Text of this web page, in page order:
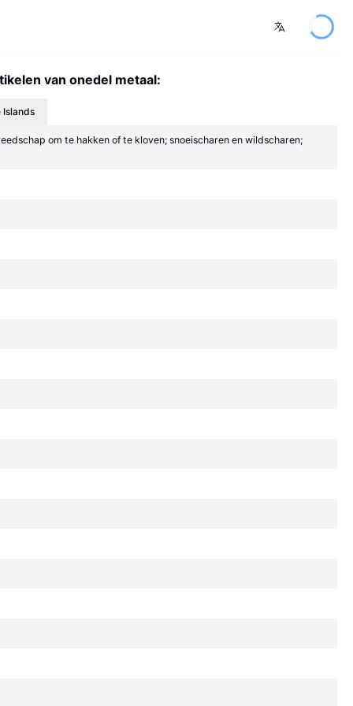
van onedel metaal:
Islands
om te hakken of te kloven; snoeischaren en wildscharen;